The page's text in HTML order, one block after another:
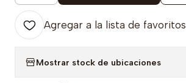
Agregar a la lista de favoritos
Mostrar stock de ubicaciones